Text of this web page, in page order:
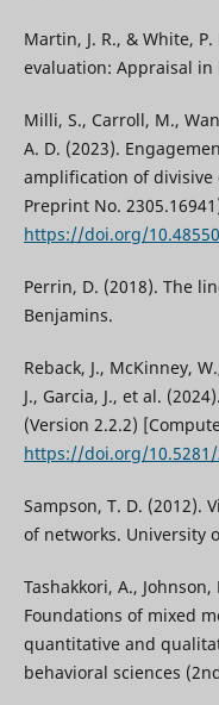
Martin, J. R., & White,
evaluation: Appraisal in
Milli, S., Carroll, M.,
A. D. (2023).
amplification of divisive
Preprint No.
https://doi.org/
Perrin, D. (2018). The
Benjamins.
Reback, J., McKinney,
J., Garcia, J., et al.
(Version 2.2.2)
https://doi.org/10.5281/
Sampson, T. D. (2012).
of networks. University
Tashakkori, A.,
Foundations of mixed
quantitative and
behavioral sciences